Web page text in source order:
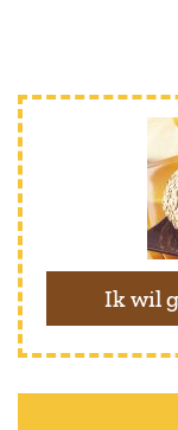
Ik wil